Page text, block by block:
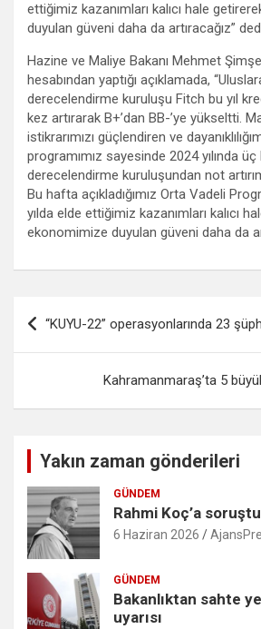
ettiğimiz kazanımları kalıcı hale
duyulan güveni daha da artıracağız”
Hazine ve Maliye Bakanı Mehmet
hesabından yaptığı açıklamada,
derecelendirme kuruluşu Fitch bu yıl
kez artırarak B+’dan BB-’ye yükseltti.
istikrarımızı güçlendiren ve
programımız sayesinde 2024 yılında
derecelendirme kuruluşundan not
Bu hafta açıkladığımız Orta Vadeli
yılda elde ettiğimiz kazanımları kalıcı
ekonomimize duyulan güveni daha da
Yazı
gezinmesi
“KUYU-22” operasyonlarında 23
Kahramanmaraş’ta 5
Yakın zaman gönderileri
GÜNDEM
Rahmi Koç’a
6 Haziran 2026
GÜNDEM
Bakanlıktan sahte
uyarısı